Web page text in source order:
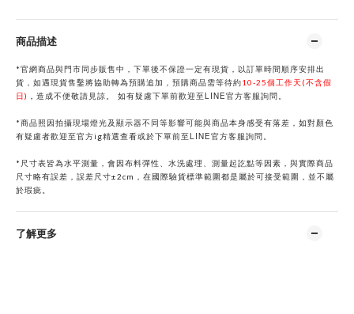
商品描述
*官網商品與門市同步販售中，下單後不保證一定有現貨，以訂單時間順序安排出
貨，如遇現貨售鑿將協助轉為預購追加，預購商品需等待約10-25個工作天(不含假
日) ， 造成不便敬請見諒。 如有疑慮下單前歡迎至LINE官方客服詢問。
*商品照因拍攝現場燈光及顯示器不同等影響可能與商品本身感受有落差，如對顏色
有疑慮者歡迎至官方ig精選查看或於下單前至LINE官方客服詢問。
* 尺寸表皆為水平測量，會因布料彈性、水洗處理、測量起訖點等因素，與實際商品
尺寸略有誤差，誤差尺寸±2cm，在國際驗貨標準範圍都是屬於可接受範圍，並不屬
於瑕疵。
了解更多